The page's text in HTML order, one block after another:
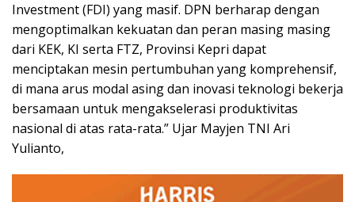
Investment (FDI) yang masif. DPN berharap dengan
mengoptimalkan kekuatan dan peran masing masing
dari KEK, KI serta FTZ, Provinsi Kepri dapat
menciptakan mesin pertumbuhan yang komprehensif,
di mana arus modal asing dan inovasi teknologi bekerja
bersamaan untuk mengakselerasi produktivitas
nasional di atas rata-rata.” Ujar Mayjen TNI Ari
Yulianto,